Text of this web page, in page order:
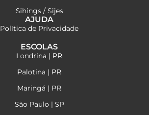
Sihings / Sijes
AJUDA
Política de Privacidade
ESCOLAS
Londrina | PR
Palotina | PR
Maringá | PR
São Paulo | SP